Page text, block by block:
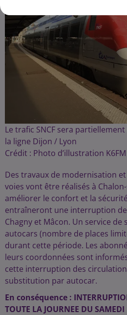
Le trafic SNCF sera
la ligne Dijon / Lyon
Crédit : Photo d’illustration K6FM
Des travaux de modernisation
voies vont être réalisés à
améliorer le confort et la
entraîneront une interruption
Chagny et Mâcon. Un service
autocars (nombre de places
durant cette période. Les
leurs coordonnées sont
cette interruption des
substitution par autocar.
En conséquence :
TOUTE LA JOURNEE DU SAMEDI